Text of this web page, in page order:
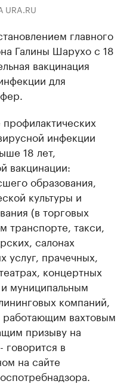
главного
Галины Шарухо с 18
вакцинация
для
инфекции
18 лет,
вакцинации:
образования,
культуры и
(в торговых
транспорте, такси,
салонах
услуг, прачечных,
концертных
муниципальным
компаний,
вахтовым
призыву на
говорится в
на сайте